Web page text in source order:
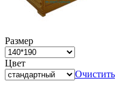
Размер
Цвет
Очистить